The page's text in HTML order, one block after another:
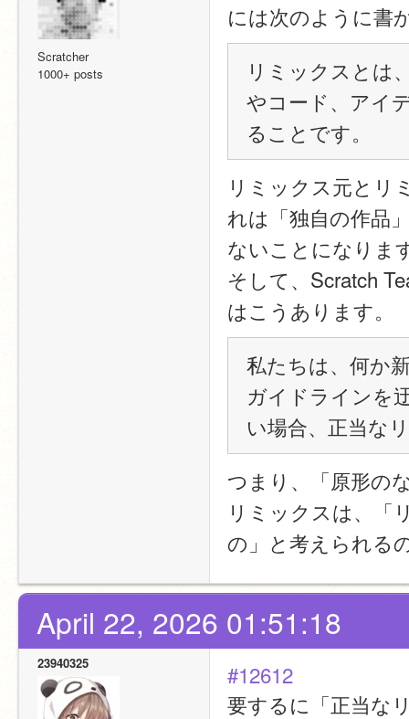
Scratcher
1000+ posts
には次のように書
リミックスとは
やコード、アイ
ることです。
リミックス元とリ
れは「独自の作品
ないことになりま
そして、Scratch
はこうあります。
私たちは、何か
ガイドラインを
い場合、正当な
つまり、「原形の
リミックスは、「
の」と考えられる
April 22, 2026 01:51:18
23940325
#12612
要するに「正当な